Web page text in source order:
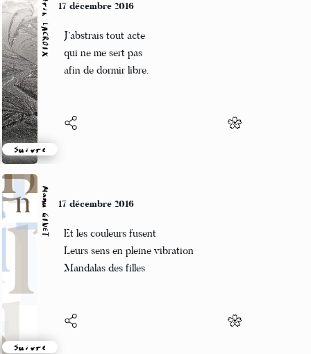
Patrik LACROIX
Suivre
17 décembre 2016
J’abstrais tout acte
qui ne me sert pas
afin de dormir libre.
Manu GINET
Suivre
17 décembre 2016
Et les couleurs fusent
Leurs sens en pleine vibration
Mandalas des filles